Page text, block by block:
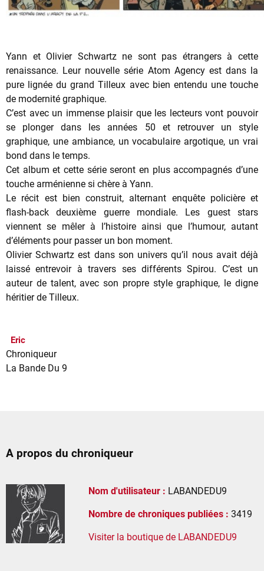
Yann et Olivier Schwartz ne sont pas étrangers à cette
renaissance. Leur nouvelle série Atom Agency est dans la
pure lignée du grand Tilleux avec bien entendu une touche
de modernité graphique.
C’est avec un immense plaisir que les lecteurs vont pouvoir
se plonger dans les années 50 et retrouver un style
graphique, une ambiance, un vocabulaire argotique, un vrai
bond dans le temps.
Cet album et cette série seront en plus accompagnés d’une
touche arménienne si chère à Yann.
Le récit est bien construit, alternant enquête policière et
flash-back deuxième guerre mondiale. Les guest stars
viennent se mêler à l’histoire ainsi que l’humour, autant
d’éléments pour passer un bon moment.
Olivier Schwartz est dans son univers qu’il nous avait déjà
laissé entrevoir à travers ses différents Spirou. C’est un
auteur de talent, avec son propre style graphique, le digne
héritier de Tilleux.
Eric
Chroniqueur
La Bande Du 9
A propos du chroniqueur
Nom d'utilisateur : LABANDEDU9
Nombre de chroniques publiées : 3419
Visiter la boutique de LABANDEDU9